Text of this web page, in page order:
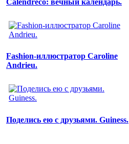
Fashion-иллюстратор Caroline
Andrieu.
Поделись ею с друзьями. Guiness.